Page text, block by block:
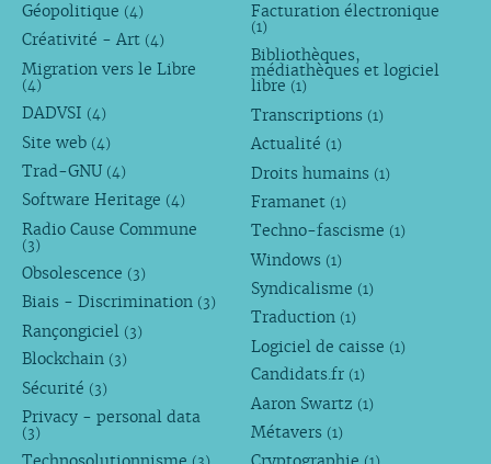
Géopolitique (4)
Créativité - Art (4)
Migration vers le Libre
(4)
DADVSI (4)
Site web (4)
Trad-GNU (4)
Software Heritage (4)
Radio Cause Commune
(3)
Obsolescence (3)
Biais - Discrimination (3)
Rançongiciel (3)
Blockchain (3)
Sécurité (3)
Privacy - personal data
(3)
Facturation électronique
(1)
Bibliothèques,
médiathèques et logiciel
libre (1)
Transcriptions (1)
Actualité (1)
Droits humains (1)
Framanet (1)
Techno-fascisme (1)
Windows (1)
Syndicalisme (1)
Traduction (1)
Logiciel de caisse (1)
Candidats.fr (1)
Aaron Swartz (1)
Métavers (1)